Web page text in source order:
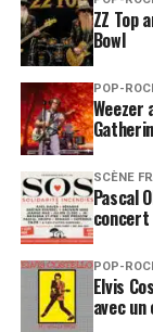
ZZ Top
Bowl
POP-
Weezer
SCÈNE
Pascal
concert
POP-
Elvis
avec